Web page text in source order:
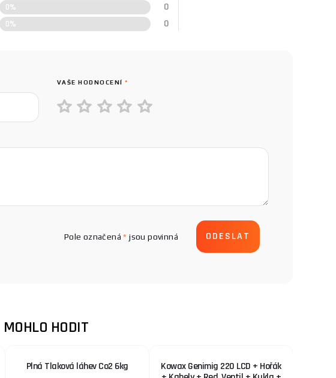
0% 0
0% 0
VAŠE HODNOCENÍ*
Pole označená* jsou povinná
HODIT
Plná Tlaková láhev Co2 6kg
Kowax Genimig 220 LCD + Hořák